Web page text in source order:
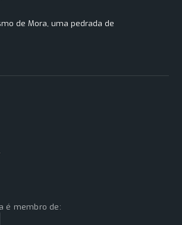
de Mora, uma pedrada de
é membro de: